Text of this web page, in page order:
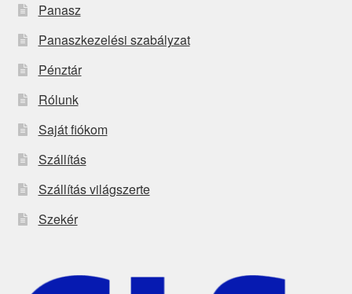
Panasz
Panaszkezelési szabályzat
Pénztár
Rólunk
Saját fiókom
Szállítás
Szállítás világszerte
Szekér